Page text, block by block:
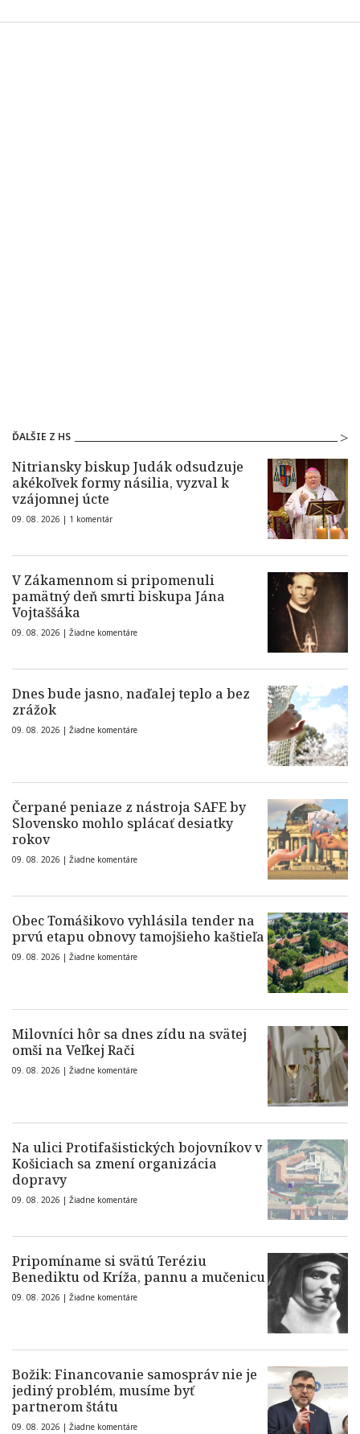
ĎALŠIE Z HS
Nitriansky biskup Judák odsudzuje
akékoľvek formy násilia, vyzval k
vzájomnej úcte
09. 08. 2026 | 1 komentár
V Zákamennom si pripomenuli
pamätný deň smrti biskupa Jána
Vojtaššáka
09. 08. 2026 | Žiadne komentáre
Dnes bude jasno, naďalej teplo a bez
zrážok
09. 08. 2026 | Žiadne komentáre
Čerpané peniaze z nástroja SAFE by
Slovensko mohlo splácať desiatky
rokov
09. 08. 2026 | Žiadne komentáre
Obec Tomášikovo vyhlásila tender na
prvú etapu obnovy tamojšieho kaštieľa
09. 08. 2026 | Žiadne komentáre
Milovníci hôr sa dnes zídu na svätej
omši na Veľkej Rači
09. 08. 2026 | Žiadne komentáre
Na ulici Protifašistických bojovníkov v
Košiciach sa zmení organizácia
dopravy
09. 08. 2026 | Žiadne komentáre
Pripomíname si svätú Teréziu
Benediktu od Kríža, pannu a mučenicu
09. 08. 2026 | Žiadne komentáre
Božik: Financovanie samospráv nie je
jediný problém, musíme byť
partnerom štátu
09. 08. 2026 | Žiadne komentáre